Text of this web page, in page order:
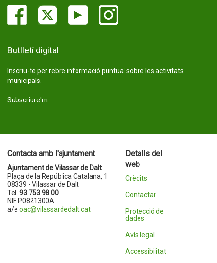
Butlletí digital
Inscriu-te per rebre informació puntual sobre les activitats
municipals.
Subscriure'm
Contacta amb l'ajuntament
Ajuntament de Vilassar de Dalt
Plaça de la República Catalana, 1
08339 - Vilassar de Dalt
Tel. 93 753 98 00
NIF P0821300A
a/e oac@vilassardedalt.cat
Detalls del
web
Crèdits
Contactar
Protecció de
dades
Avís legal
Accessibilitat